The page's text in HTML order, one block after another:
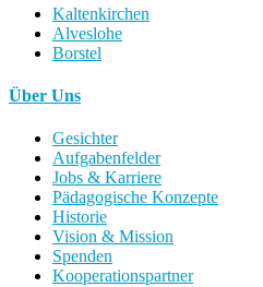
Kaltenkirchen
Alveslohe
Borstel
Über Uns
Gesichter
Aufgabenfelder
Jobs & Karriere
Pädagogische Konzepte
Historie
Vision & Mission
Spenden
Kooperationspartner